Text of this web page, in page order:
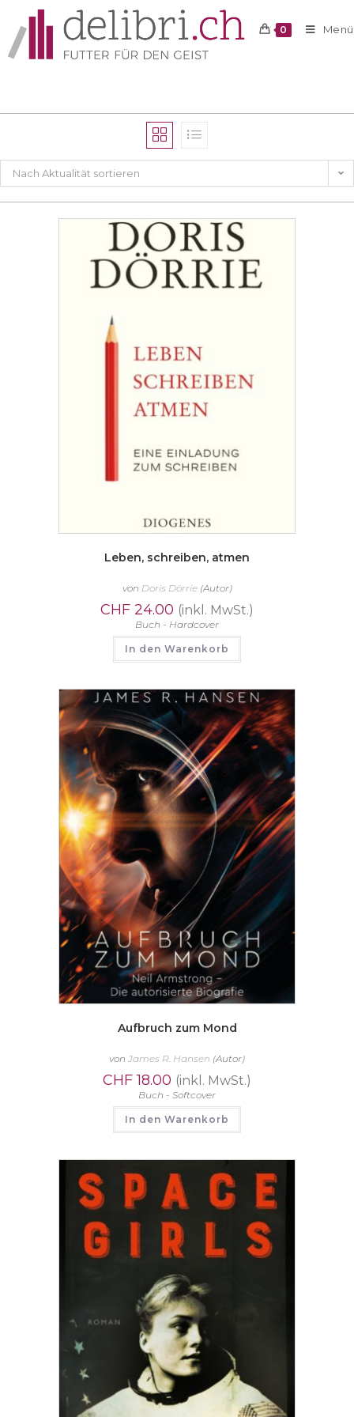
0 Menü
Nach Aktualität sortieren
Leben, schreiben, atmen
von Doris Dörrie(Autor)
CHF 24.00 (inkl. MwSt.)
Buch - Hardcover
In den Warenkorb
Aufbruch zum Mond
von James R. Hansen (Autor)
CHF18.00 (inkl. MwSt.)
Buch - Softcover
In den Warenkorb